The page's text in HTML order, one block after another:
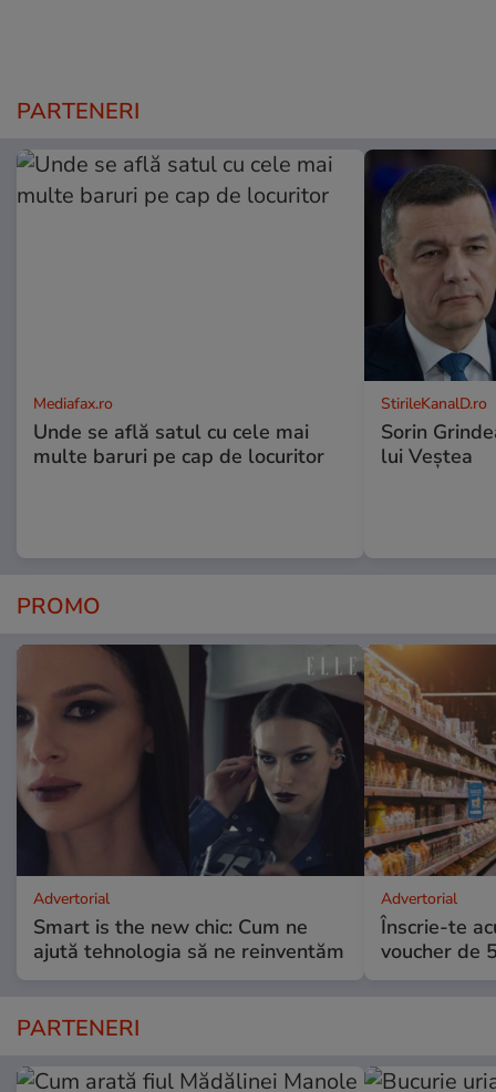
PARTENERI
Mediafax.ro
Unde se află satul cu cele mai
multe baruri pe cap de locuritor
StirileKanalD.ro
Sorin
lui Veștea
PROMO
Advertorial
Smart is the new chic: Cum ne
ajută tehnologia să ne reinventăm
Advertorial
Înscrie-te
voucher de
PARTENERI